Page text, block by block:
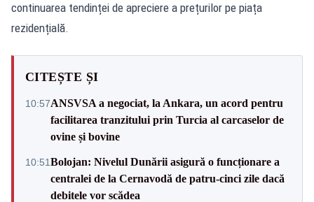
continuarea tendinței de apreciere a prețurilor pe piața
rezidențială.
CITEȘTE ȘI
10:57ANSVSA a negociat, la Ankara, un acord pentru
facilitarea tranzitului prin Turcia al carcaselor de
ovine și bovine
10:51Bolojan: Nivelul Dunării asigură o funcționare a
centralei de la Cernavodă de patru-cinci zile dacă
debitele vor scădea